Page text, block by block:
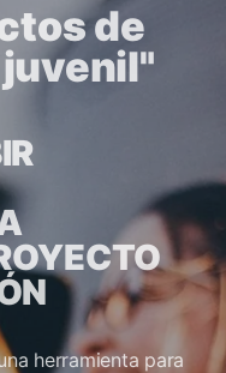
de
herramienta para